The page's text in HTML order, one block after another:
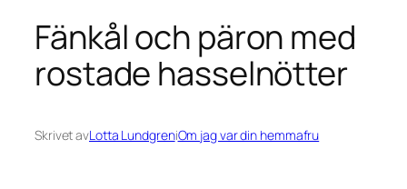
Fänkål och päron med
rostade hasselnötter
Skrivet avLotta LundgreniOm jag var din hemmafru